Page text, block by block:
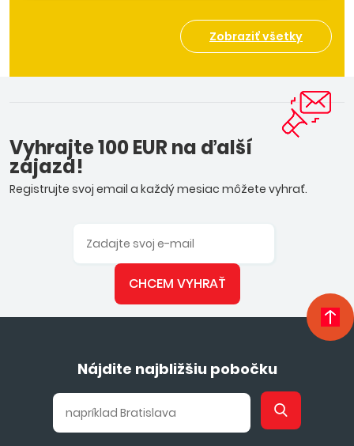
Zobraziť všetky
Vyhrajte 100 EUR na ďalší
zájazd!
Registrujte svoj email a každý mesiac môžete vyhrať.
CHCEM VYHRAŤ
Nájdite najbližšiu pobočku